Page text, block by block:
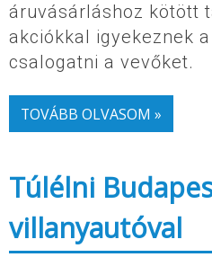
áruvásárláshoz kötött
akciókkal igyekeznek
csalogatni a vevőket.
TOVÁBB OLVASOM »
Túlélni
villanyautóval